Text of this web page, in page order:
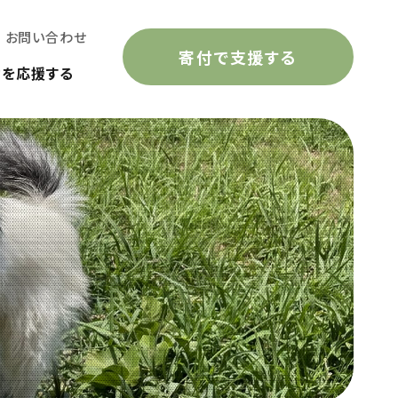
お問い合わせ
応援する
寄付で支援する